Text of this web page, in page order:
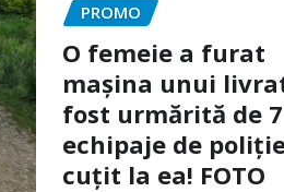
PROMO
O femeie a furat
mașina unui
fost urmărită de 7
echipaje de
cuțit la ea! FOTO